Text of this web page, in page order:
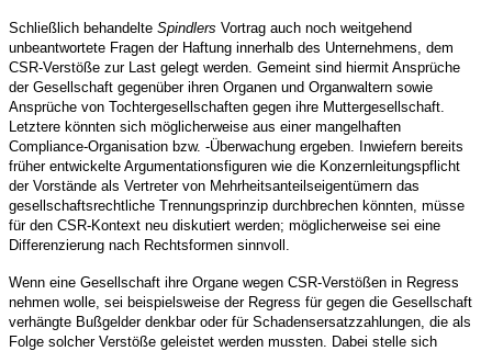
Schließlich behandelte Spindlers Vortrag auch noch weitgehend
unbeantwortete Fragen der Haftung innerhalb des Unternehmens, dem
CSR-Verstöße zur Last gelegt werden. Gemeint sind hiermit Ansprüche
der Gesellschaft gegenüber ihren Organen und Organwaltern sowie
Ansprüche von Tochtergesellschaften gegen ihre Muttergesellschaft.
Letztere könnten sich möglicherweise aus einer mangelhaften
Compliance-Organisation bzw. -Überwachung ergeben. Inwiefern bereits
früher entwickelte Argumentationsfiguren wie die Konzernleitungspflicht
der Vorstände als Vertreter von Mehrheitsanteilseigentümern das
gesellschaftsrechtliche Trennungsprinzip durchbrechen könnten, müsse
für den CSR-Kontext neu diskutiert werden; möglicherweise sei eine
Differenzierung nach Rechtsformen sinnvoll.
Wenn eine Gesellschaft ihre Organe wegen CSR-Verstößen in Regress
nehmen wolle, sei beispielsweise der Regress für gegen die Gesellschaft
verhängte Bußgelder denkbar oder für Schadensersatzzahlungen, die als
Folge solcher Verstöße geleistet werden mussten. Dabei stelle sich